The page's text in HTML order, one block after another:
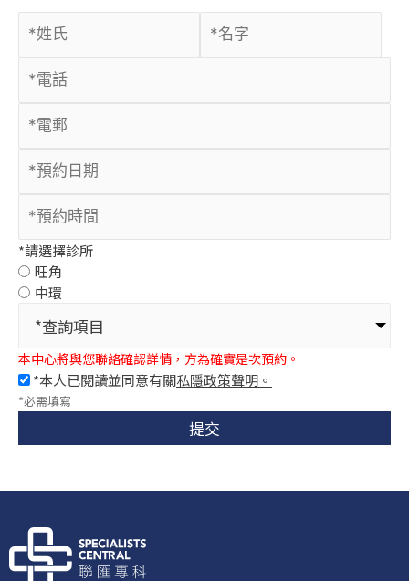
*請選擇診所
旺角
中環
*查詢項目
本中心將與您聯絡確認詳情，方為確實是次預約。
*本人已閱讀並同意有關私隱政策聲明。
*必需填寫
提交